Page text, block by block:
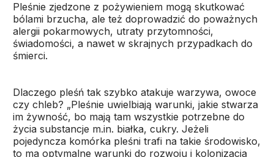
Pleśnie zjedzone z pożywieniem mogą skutkować
bólami brzucha, ale też doprowadzić do poważnych
alergii pokarmowych, utraty przytomności,
świadomości, a nawet w skrajnych przypadkach do
śmierci.
Dlaczego pleśń tak szybko atakuje warzywa, owoce
czy chleb? „Pleśnie uwielbiają warunki, jakie stwarza
im żywność, bo mają tam wszystkie potrzebne do
życia substancje m.in. białka, cukry. Jeżeli
pojedyncza komórka pleśni trafi na takie środowisko,
to ma optymalne warunki do rozwoju i kolonizacja